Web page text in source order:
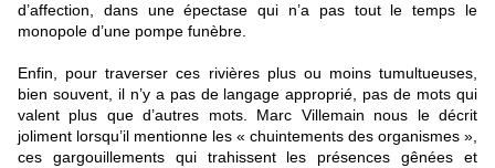
d’affection, dans une épectase qui n’a pas tout le temps le
monopole d’une pompe funèbre.
Enfin, pour traverser ces rivières plus ou moins tumultueuses,
bien souvent, il n’y a pas de langage approprié, pas de mots qui
valent plus que d’autres mots. Marc Villemain nous le décrit
joliment lorsqu’il mentionne les « chuintements des organismes »,
ces gargouillements qui trahissent les présences gênées et